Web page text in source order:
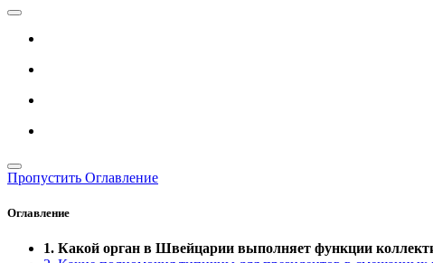
Пропустить Оглавление
Оглавление
1. Какой орган в Швейцарии выполняет функции